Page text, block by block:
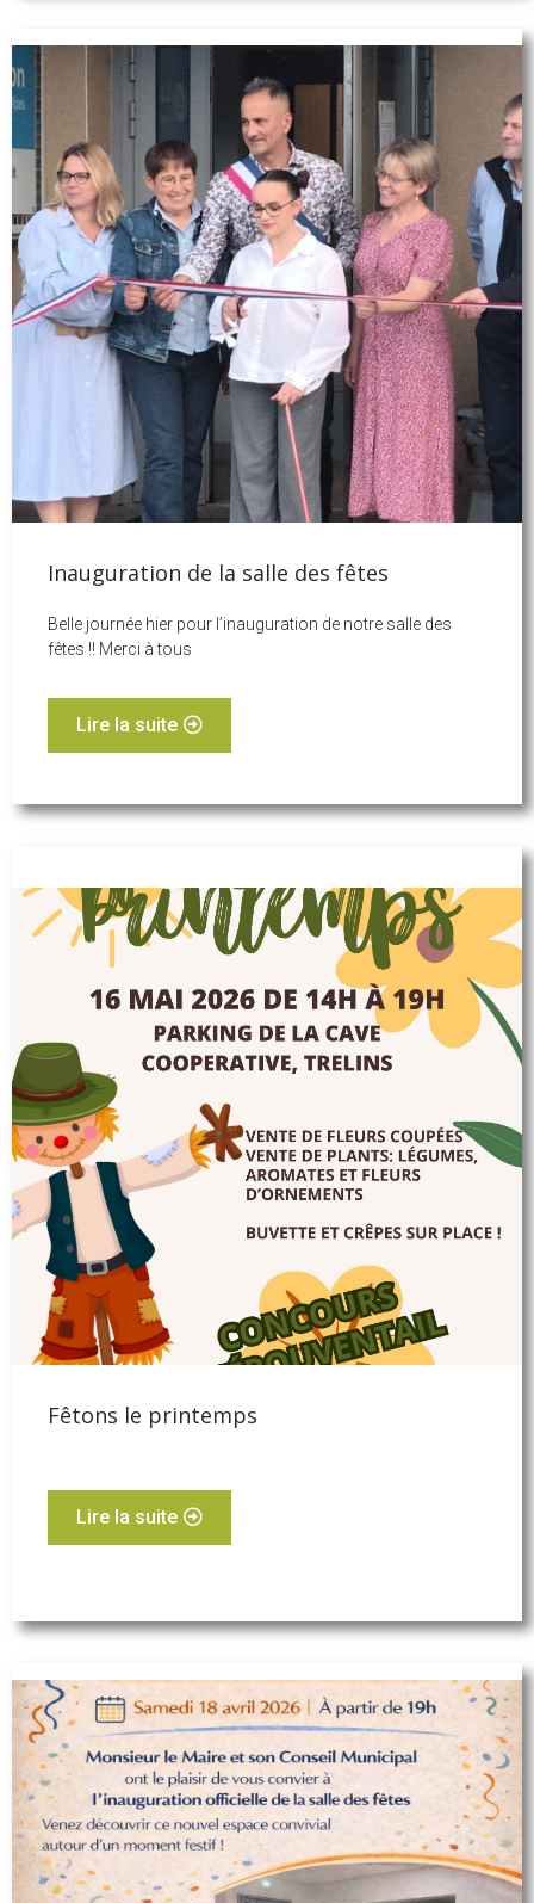
Inauguration de la salle des fêtes
Belle journée hier pour l’inauguration de notre salle des
fêtes !! Merci à tous
Lire la suite
Fêtons le printemps
Lire la suite